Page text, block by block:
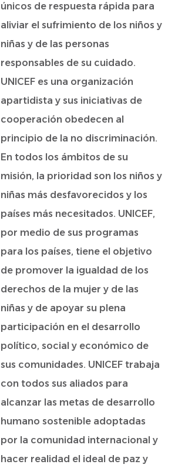
únicos de respuesta rápida para
aliviar el sufrimiento de los niños y
niñas y de las personas
responsables de su cuidado.
UNICEF es una organización
apartidista y sus iniciativas de
cooperación obedecen al
principio de la no discriminación.
En todos los ámbitos de su
misión, la prioridad son los niños y
niñas más desfavorecidos y los
países más necesitados. UNICEF,
por medio de sus programas
para los países, tiene el objetivo
de promover la igualdad de los
derechos de la mujer y de las
niñas y de apoyar su plena
participación en el desarrollo
político, social y económico de
sus comunidades. UNICEF trabaja
con todos sus aliados para
alcanzar las metas de desarrollo
humano sostenible adoptadas
por la comunidad internacional y
hacer realidad el ideal de paz y